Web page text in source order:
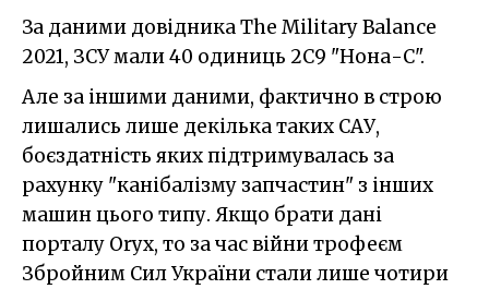
За даними довідника The Military Balance
2021, ЗСУ мали 40 одиниць 2С9 "Нона-С".
Але за іншими даними, фактично в строю
лишались лише декілька таких САУ,
боєздатність яких підтримувалась за
рахунку "канібалізму запчастин" з інших
машин цього типу. Якщо брати дані
порталу Oryx, то за час війни трофеєм
Збройним Сил України стали лише чотири